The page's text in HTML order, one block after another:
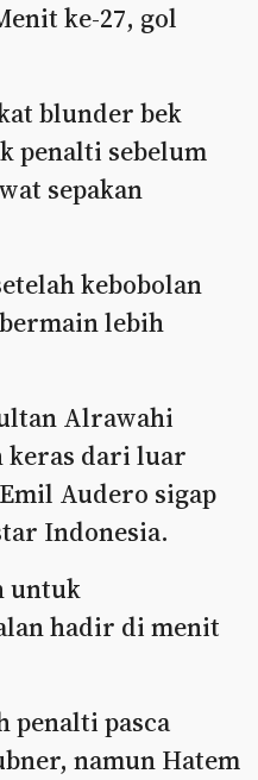
ke-27, gol
blunder bek
penalti sebelum
sepakan
kebobolan
lebih
Alrawahi
keras dari luar
Audero sigap
Indonesia.
untuk
hadir di menit
penalti pasca
namun Hatem